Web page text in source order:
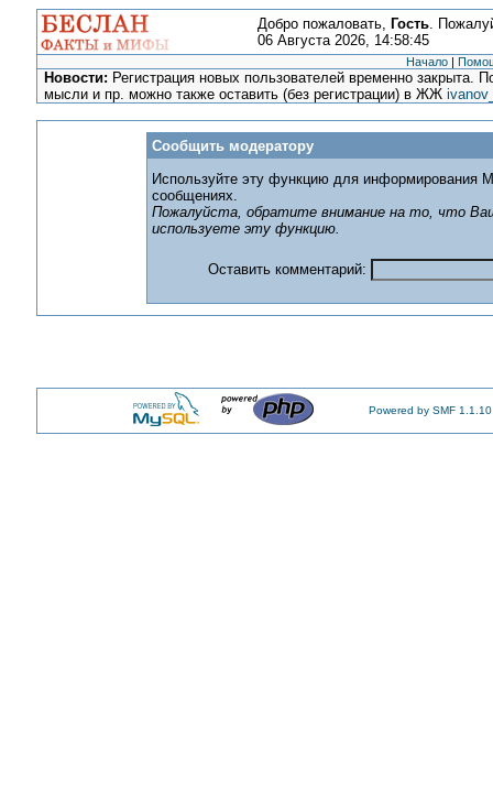
Добро пожаловать, Гость.
06 Августа 2026, 14:58:45
Начало |
Новости: Регистрация новых пользователей временно закрыта.
мысли и пр. можно также оставить (без регистрации) в ЖЖ
Сообщить модератору
Используйте эту функцию для информирования
сообщениях.
Пожалуйста, обратите внимание на то, что
используете эту функцию.
Оставить комментарий:
Powered by SMF 1.1.10